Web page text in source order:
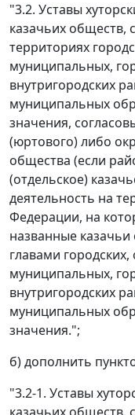
"3.2. Уставы
казачьих обществ,
территориях
муниципальных,
внутригородских
муниципальных
значения,
(юртового) либо
общества (если
(отдельское)
деятельность на
Федерации, на
названные
главами
муниципальных,
внутригородских
муниципальных
значения.";
б) дополнить
"3.2-1. Уставы